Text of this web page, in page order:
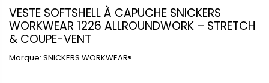
VESTE SOFTSHELL À CAPUCHE SNICKERS
WORKWEAR 1226 ALLROUNDWORK – STRETCH
& COUPE-VENT
Marque: SNICKERS WORKWEAR®